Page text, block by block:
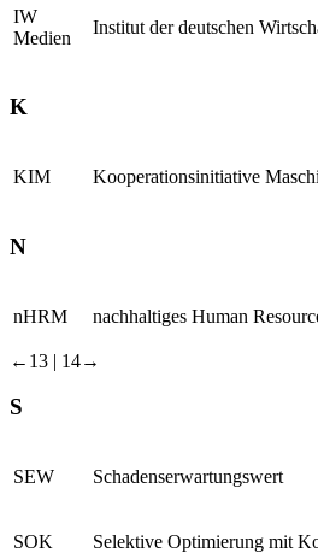
IW
Medien
Institut der deutschen
K
KIM Kooperationsinitiative
N
nHRM nachhaltiges Human
←13 | 14→
S
SEW Schadenserwartungswert
SOK Selektive Optimierung mit